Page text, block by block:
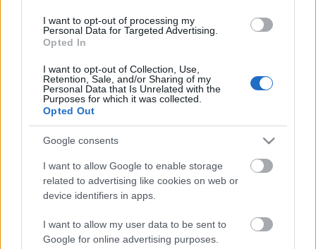
I want to opt-out of processing my
Personal Data for Targeted Advertising.
Opted In
I want to opt-out of Collection, Use,
Retention, Sale, and/or Sharing of my
Personal Data that Is Unrelated with the
Purposes for which it was collected.
Opted Out
Google consents
I want to allow Google to enable storage
related to advertising like cookies on web or
device identifiers in apps.
I want to allow my user data to be sent to
Google for online advertising purposes.
Óbudai Nyár: Matt Bianco,
Shakespeare és ingyenes Piramis-
koncert a július-augusztusi
programban!
Recorder.hu•2017. július 17.
Óbuda nyáron sem hallgat el, sőt: jobban szól, mint